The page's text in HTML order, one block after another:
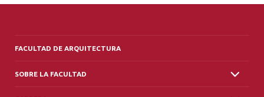
FACULTAD DE ARQUITECTURA
SOBRE LA FACULTAD